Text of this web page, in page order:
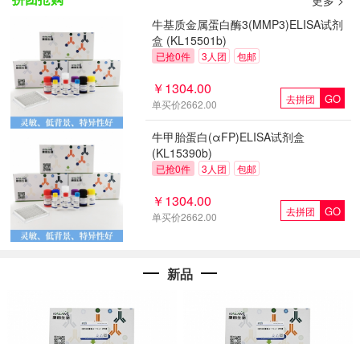
牛基质金属蛋白酶3(MMP3)ELISA试剂
盒 (KL15501b)
已抢0件 3人团 包邮
￥1304.00
单买价2662.00 GO
去拼团
牛甲胎蛋白(αFP)ELISA试剂盒
(KL15390b)
已抢0件 3人团 包邮
￥1304.00
单买价2662.00 GO
去拼团
新品